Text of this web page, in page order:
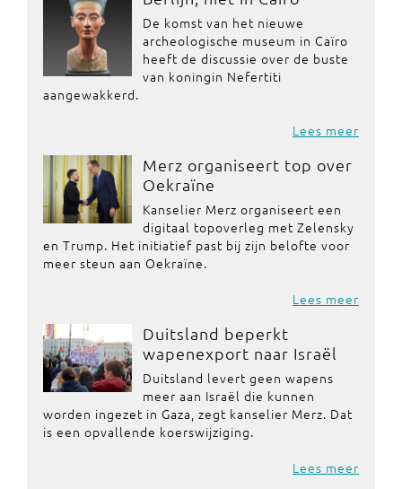
De komst van het nieuwe
archeologische museum in Caïro
heeft de discussie over de buste
van koningin Nefertiti
aangewakkerd.
Lees meer
Merz organiseert top over
Oekraïne
Kanselier Merz organiseert een
digitaal topoverleg met Zelensky
en Trump. Het initiatief past bij zijn belofte voor
meer steun aan Oekraïne.
Lees meer
Duitsland beperkt
wapenexport naar Israël
Duitsland levert geen wapens
meer aan Israël die kunnen
worden ingezet in Gaza, zegt kanselier Merz. Dat
is een opvallende koerswijziging.
Lees meer